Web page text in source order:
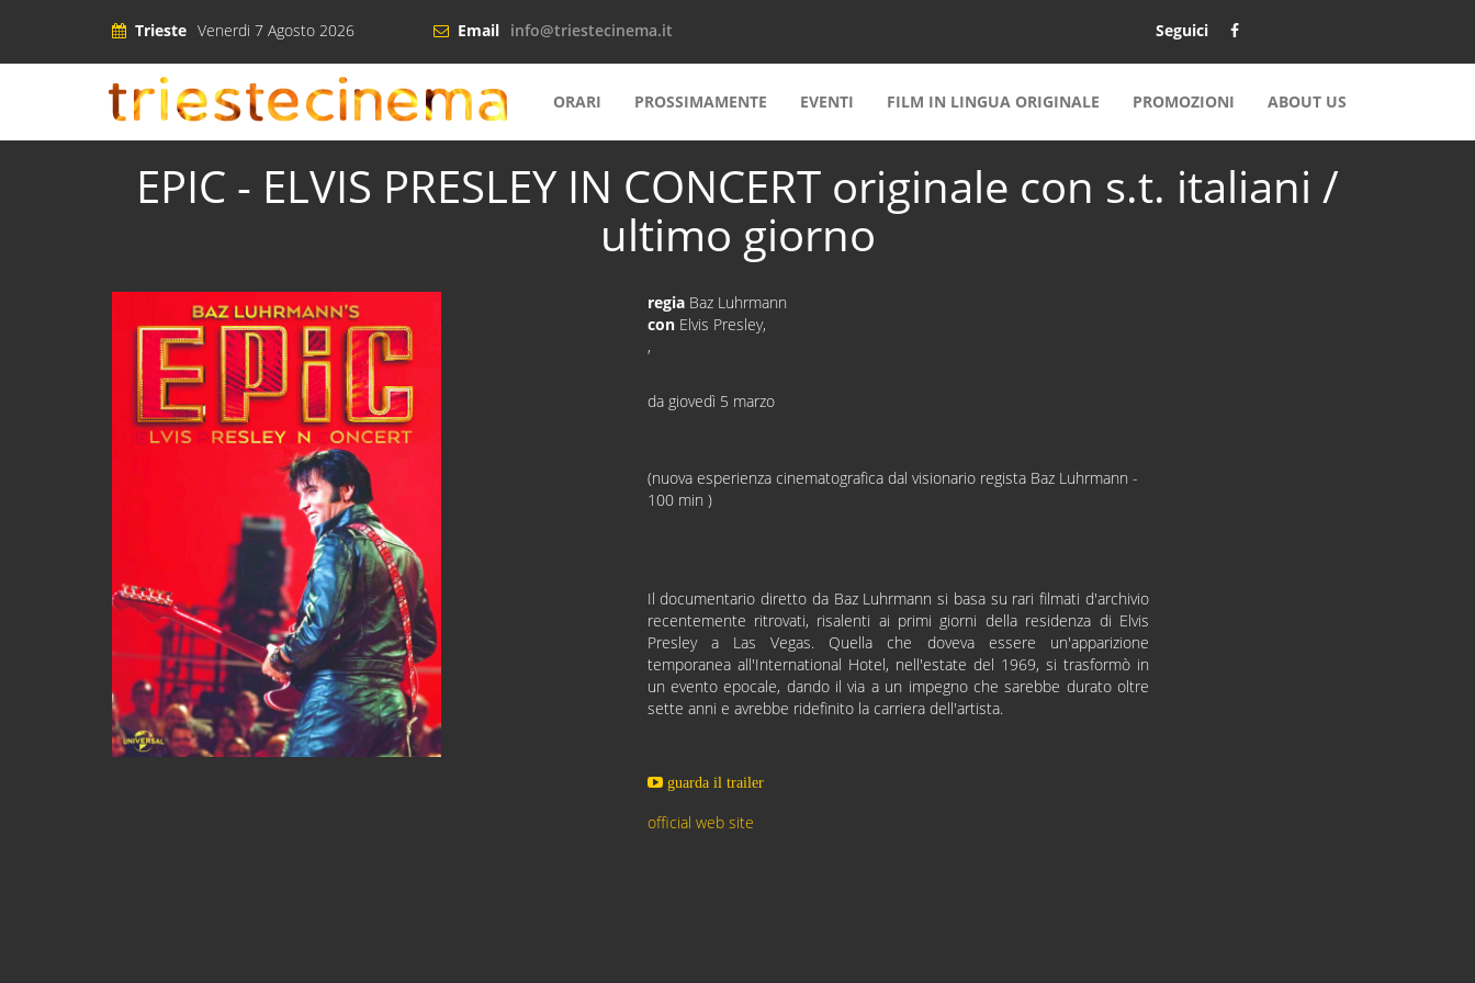
Trieste Venerdi 7 Agosto 2026 Email info@triestecinema.it Seguici
ORARI PROSSIMAMENTE EVENTI FILM IN LINGUA ORIGINALE PROMOZIONI ABOUT US
EPIC - ELVIS PRESLEY IN CONCERT originale con s.t. italiani /
ultimo giorno
regiaBaz Luhrmann
conElvis Presley,
,
da giovedì 5 marzo
(nuova esperienza cinematografica dal visionario regista Baz Luhrmann -
100 min )
Il documentario diretto da Baz Luhrmann si basa su rari filmati d'archivio
recentemente ritrovati, risalenti ai primi giorni della residenza di Elvis
Presley a Las Vegas. Quella che doveva essere un'apparizione
temporanea all'International Hotel, nell'estate del 1969, si trasformò in
un evento epocale, dando il via a un impegno che sarebbe durato oltre
sette anni e avrebbe ridefinito la carriera dell'artista.
guarda il trailer
official web site